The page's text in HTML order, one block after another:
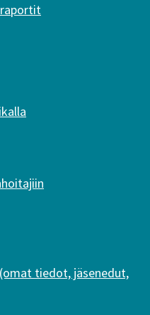
tiedot, jäsenedut,